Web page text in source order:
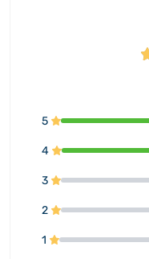
5
4
3
2
1